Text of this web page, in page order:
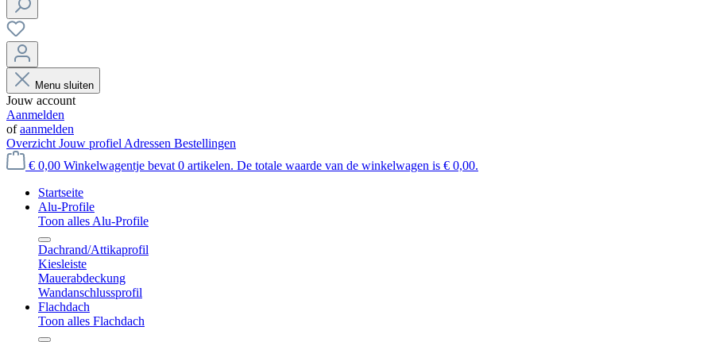
Menu sluiten
Jouw account
Aanmelden
ofaanmelden
Overzicht Jouw profiel Adressen Bestellingen
€ 0,00 Winkelwagentje bevat 0 artikelen. De totale waarde van de winkelwagen is € 0,00.
Startseite
Alu-Profile
Toon alles Alu-Profile
Dachrand/Attikaprofil
Kiesleiste
Mauerabdeckung
Wandanschlussprofil
Flachdach
Toon alles Flachdach